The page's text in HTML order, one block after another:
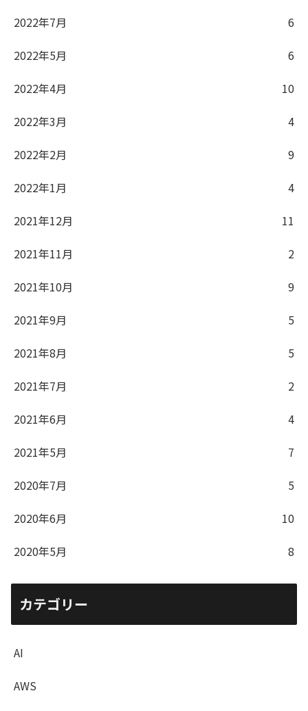
2022年7月
6
2022年5月
6
2022年4月
10
2022年3月
4
2022年2月
9
2022年1月
4
2021年12月
11
2021年11月
2
2021年10月
9
2021年9月
5
2021年8月
5
2021年7月
2
2021年6月
4
2021年5月
7
2020年7月
5
2020年6月
10
2020年5月
8
カテゴリー
AI
AWS